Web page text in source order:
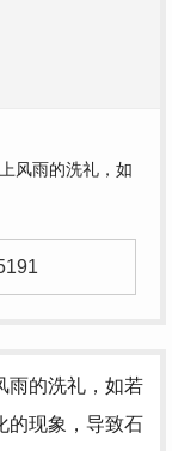
风雨的洗礼，如
雨的洗礼，如若
的现象，导致石